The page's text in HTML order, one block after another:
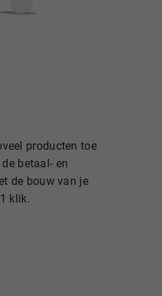
producten toe
betaal- en
de bouw van je
klik.